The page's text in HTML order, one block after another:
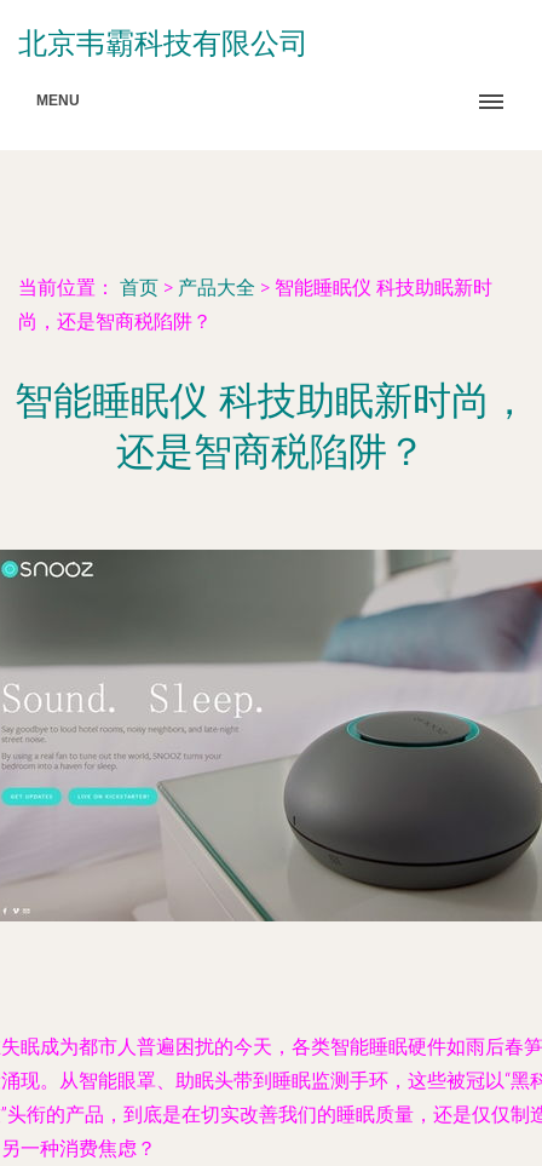
北京韦霸科技有限公司
MENU
当前位置： 首页 > 产品大全 > 智能睡眠仪 科技助眠新时
尚，还是智商税陷阱？
智能睡眠仪 科技助眠新时尚，
还是智商税陷阱？
眠成为都市人普遍困扰的今天，各类智能睡眠硬件如雨后春笋
现。从智能眼罩、助眠头带到睡眠监测手环，这些被冠以“黑
头衔的产品，到底是在切实改善我们的睡眠质量，还是仅仅制
一种消费焦虑？